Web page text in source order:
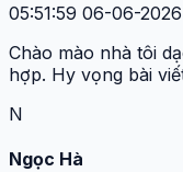
05:51:59 06-06-2026
Chào mào nhà tôi
hợp. Hy vọng bài
N
Ngọc Hà